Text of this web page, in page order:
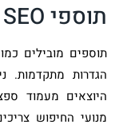
תוספי SEO (כמו Yoast)
היוצאים מעמוד
מנועי החיפוש